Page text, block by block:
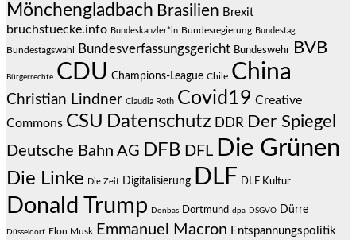
Mönchengladbach Brasilien Brexit
bruchstuecke.info Bundeskanzler*in Bundesregierung Bundestag
Bundestagswahl Bundesverfassungsgericht Bundeswehr BVB
Bürgerrechte CDU Champions-League Chile China
Christian Lindner Claudia Roth Covid19 Creative
Commons CSU Datenschutz DDR Der Spiegel
Deutsche Bahn AG DFB DFL Die Grünen
Die Linke Die Zeit Digitalisierung DLF DLF Kultur
Donald Trump Donbas Dortmund dpa DSGVO Dürre
Düsseldorf Elon Musk Emmanuel Macron Entspannungspolitik